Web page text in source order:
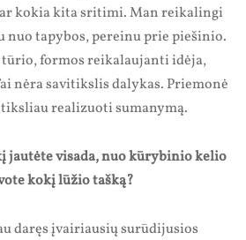
kokia kita sritimi. Man reikalingi
nuo tapybos, pereinu prie piešinio.
tūrio, formos reikalaujanti idėja,
nėra savitikslis dalykas. Priemonė
realizuoti sumanymą.
jautėte visada, nuo kūrybinio kelio
kokį lūžio tašką?
daręs įvairiausių surūdijusios